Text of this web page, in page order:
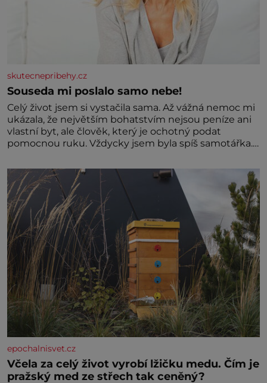
skutecnepribehy.cz
Souseda mi poslalo samo nebe!
Celý život jsem si vystačila sama. Až vážná nemoc mi
ukázala, že největším bohatstvím nejsou peníze ani
vlastní byt, ale člověk, který je ochotný podat
pomocnou ruku. Vždycky jsem byla spíš samotářka.
ani partnera. Stačily mi knihy, práce a hlavně klid.
Hned po studiích jsem odešla z rodného města,
epochalnisvet.cz
Včela za celý život vyrobí lžičku medu. Čím je
pražský med ze střech tak ceněný?